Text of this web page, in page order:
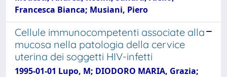
Francesca Bianca; Musiani, Piero
Cellule immunocompetenti associate alla
mucosa nella patologia della cervice
uterina dei soggetti HIV-infetti
1995-01-01 Lupo, M; DIODORO MARIA, Grazia;